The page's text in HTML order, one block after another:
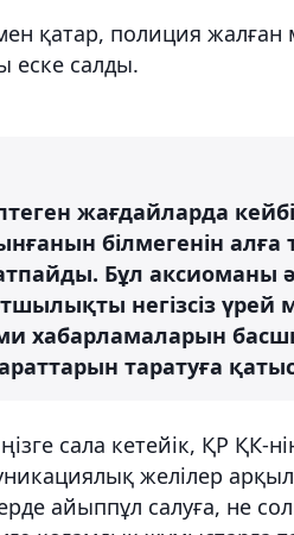
қатар, полиция жалған
еске салды.
жағдайларда
білмегенін
Бұл аксиоманы
негізсіз үрей
хабарламаларын
таратуға
сала кетейік, ҚР
желілер
айыппұл салуға, не